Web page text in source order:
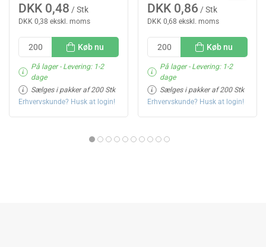
DKK 0,48 / Stk
DKK 0,38 ekskl. moms
Køb nu
På lager- Levering: 1-2
dage
Sælges i pakker af 200 Stk
Erhvervskunde? Husk at login!
DKK 0,86 / Stk
DKK 0,68 ekskl. moms
Køb nu
På lager- Levering: 1-2
dage
Sælges i pakker af 200 Stk
Erhvervskunde? Husk at login!